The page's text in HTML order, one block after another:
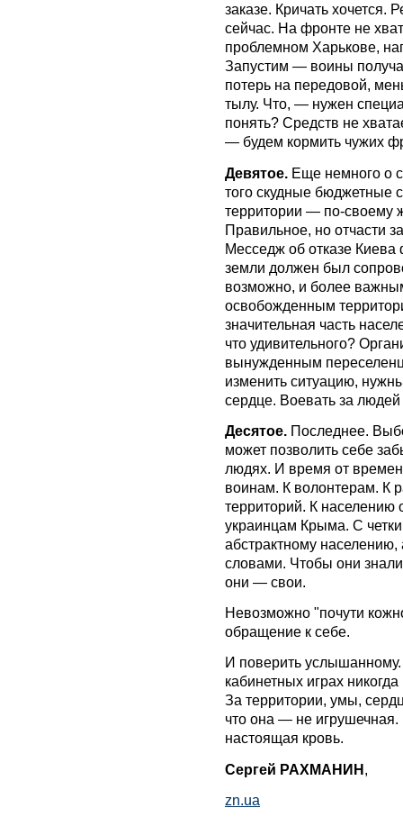
заказе. Кричать хочется.
сейчас. На фронте не
проблемном Харькове,
Запустим — воины
потерь на передовой,
тылу. Что, — нужен
понять? Средств не
— будем кормить чужих
Девятое. Еще немного о
того скудные бюджетные
территории — по-своему
Правильное, но отчасти
Месседж об отказе
земли должен был
возможно, и более
освобожденным
значительная часть
что удивительного?
вынужденным
изменить ситуацию,
сердце. Воевать за
Десятое. Последнее.
может позволить себе
людях. И время от
воинам. К волонтерам. К
территорий. К населению
украинцам Крыма. С
абстрактному
словами. Чтобы они
они — свои.
Невозможно "почути
обращение к себе.
И поверить
кабинетных играх
За территории, умы,
что она — не игрушечная.
настоящая кровь.
Сергей РАХМАНИН,
zn.ua